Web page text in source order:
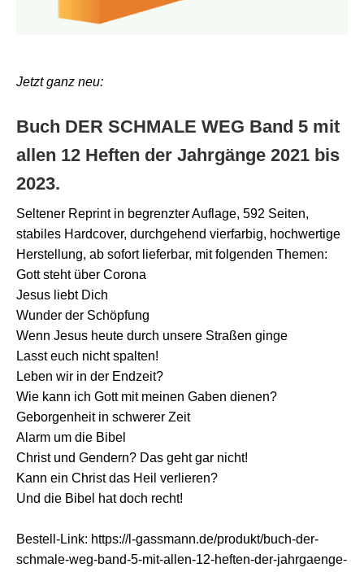
Jetzt ganz neu:
Buch DER SCHMALE WEG Band 5 mit
allen 12 Heften der Jahrgänge 2021 bis
2023.
Seltener Reprint in begrenzter Auflage, 592 Seiten,
stabiles Hardcover, durchgehend vierfarbig, hochwertige
Herstellung, ab sofort lieferbar, mit folgenden Themen:
Gott steht über Corona
Jesus liebt Dich
Wunder der Schöpfung
Wenn Jesus heute durch unsere Straßen ginge
Lasst euch nicht spalten!
Leben wir in der Endzeit?
Wie kann ich Gott mit meinen Gaben dienen?
Geborgenheit in schwerer Zeit
Alarm um die Bibel
Christ und Gendern? Das geht gar nicht!
Kann ein Christ das Heil verlieren?
Und die Bibel hat doch recht!
Bestell-Link: https://l-gassmann.de/produkt/buch-der-
schmale-weg-band-5-mit-allen-12-heften-der-jahrgaenge-